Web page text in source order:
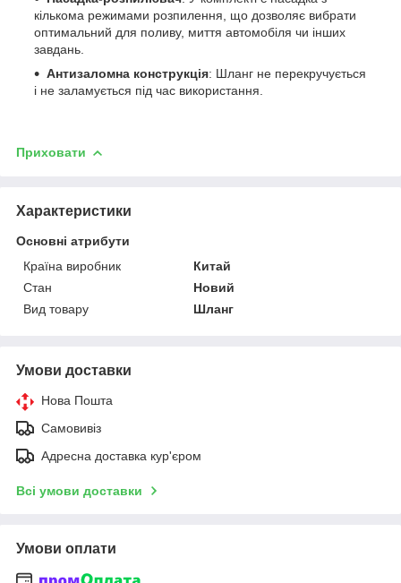
кількома режимами розпилення, що дозволяє вибрати
оптимальний для поливу, миття автомобіля чи інших
завдань.
Антизаломна конструкція: Шланг не перекручується
і не заламується під час використання.
Приховати
Характеристики
Основні атрибути
Країна виробник
Китай
Стан
Новий
Вид товару
Шланг
Умови доставки
Нова Пошта
Самовивіз
Адресна доставка кур'єром
Всі умови доставки
Умови оплати